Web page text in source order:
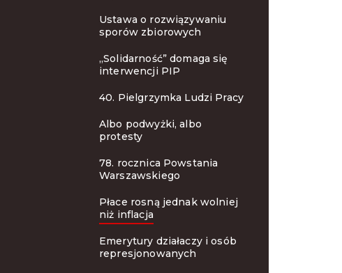
Ustawa o rozwiązywaniu
sporów zbiorowych
„Solidarność” domaga się
interwencji PIP
40. Pielgrzymka Ludzi Pracy
Albo podwyżki, albo
protesty
78. rocznica Powstania
Warszawskiego
Płace rosną jednak wolniej
niż inflacja
Emerytury działaczy i osób
represjonowanych